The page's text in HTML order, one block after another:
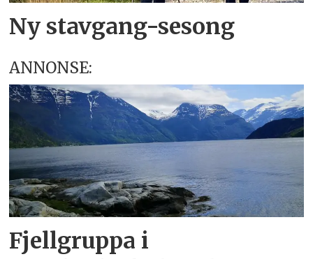
Ny stavgang-sesong
ANNONSE:
Fjellgruppa i